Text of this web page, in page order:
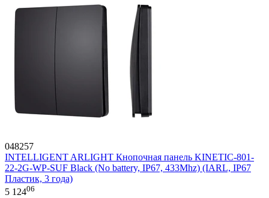
048257
INTELLIGENT ARLIGHT Кнопочная панель KINETIC-801-
22-2G-WP-SUF Black (No battery, IP67, 433Mhz) (IARL, IP67
Пластик, 3 года)
5 12406